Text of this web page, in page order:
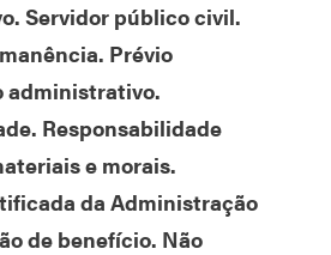
Servidor público civil.
Prévio
administrativo.
Responsabilidade
e morais.
da Administração
de benefício. Não